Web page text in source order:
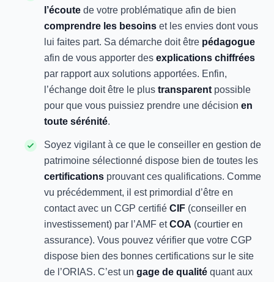
l’écoute de votre problématique afin de bien
comprendre les besoins et les envies dont vous
lui faites part. Sa démarche doit être pédagogue
afin de vous apporter des explications chiffrées
par rapport aux solutions apportées. Enfin,
l’échange doit être le plus transparent possible
pour que vous puissiez prendre une décision en
toute sérénité.
Soyez vigilant à ce que le conseiller en gestion de
patrimoine sélectionné dispose bien de toutes les
certifications prouvant ces qualifications. Comme
vu précédemment, il est primordial d’être en
contact avec un CGP certifié CIF (conseiller en
investissement) par l’AMF etCOA (courtier en
assurance). Vous pouvez vérifier que votre CGP
dispose bien des bonnes certifications sur le site
de l’ORIAS. C’est un gage de qualité quant aux